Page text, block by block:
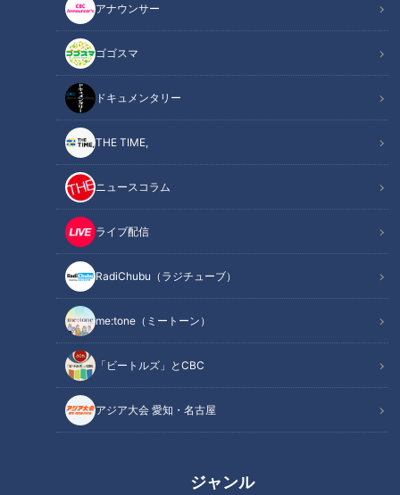
アナウンサー
ゴゴスマ
ドキュメンタリー
THE TIME,
ニュースコラム
ライブ配信
RadiChubu（ラジチューブ）
me:tone（ミートーン）
「ビートルズ」とCBC
アジア大会 愛知・名古屋
ジャンル
この記事を見たあなたへのおすすめ
名古屋新グルメスポット…“赤か
ら”ではなく“黒から鍋”！？初進
出コスパ最強ランチ！金山・栄
に新グルメスポットがオープ
名物のタコが取れない？海水温
上昇で｢死活問題｣に…21歳の漁
師が仕掛けるブランド化戦略
あき竹城【スジナシ】校長室が
【自宅公開】道マニアの部屋に